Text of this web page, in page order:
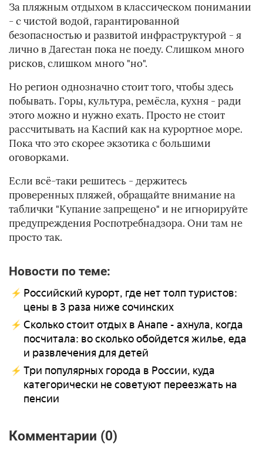
За пляжным отдыхом в классическом понимании
- с чистой водой, гарантированной
безопасностью и развитой инфраструктурой - я
лично в Дагестан пока не поеду. Слишком много
рисков, слишком много "но".
Но регион однозначно стоит того, чтобы здесь
побывать. Горы, культура, ремёсла, кухня - ради
этого можно и нужно ехать. Просто не стоит
рассчитывать на Каспий как на курортное море.
Пока что это скорее экзотика с большими
оговорками.
Если всё-таки решитесь - держитесь
проверенных пляжей, обращайте внимание на
таблички "Купание запрещено" и не игнорируйте
предупреждения Роспотребнадзора. Они там не
просто так.
Новости по теме:
Российский курорт, где нет толп туристов:
цены в 3 раза ниже сочинских
Сколько стоит отдых в Анапе - ахнула, когда
посчитала: во сколько обойдется жилье, еда
и развлечения для детей
Три популярных города в России, куда
категорически не советуют переезжать на
пенсии
Комментарии (0)